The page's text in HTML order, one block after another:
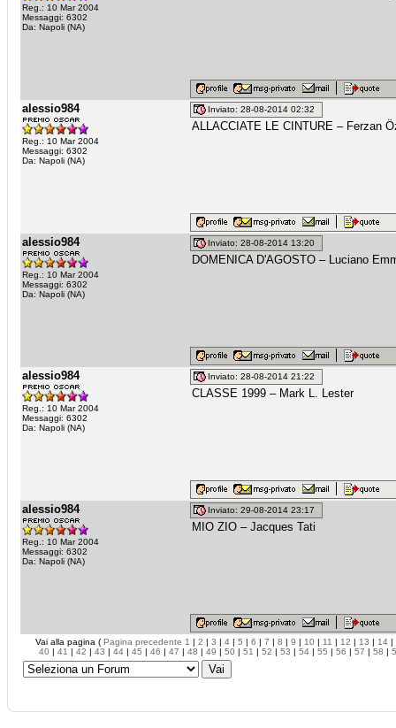
Reg.: 10 Mar 2004
Messaggi: 6302
Da: Napoli (NA)
alessio984
Reg.: 10 Mar 2004
Messaggi: 6302
Da: Napoli (NA)
Inviato: 28-08-2014 02:32
ALLACCIATE LE CINTURE – Ferzan
alessio984
Reg.: 10 Mar 2004
Messaggi: 6302
Da: Napoli (NA)
Inviato: 28-08-2014 13:20
DOMENICA D'AGOSTO – Luciano
alessio984
Reg.: 10 Mar 2004
Messaggi: 6302
Da: Napoli (NA)
Inviato: 28-08-2014 21:22
CLASSE 1999 – Mark L. Lester
alessio984
Reg.: 10 Mar 2004
Messaggi: 6302
Da: Napoli (NA)
Inviato: 29-08-2014 23:17
MIO ZIO – Jacques Tati
Vai alla pagina ( Pagina precedente 1 | 2 | 3 | 4 | 5 | 6 | 7 | 8 | 9 | 10 | 11 | 12 | 13 | 14 |
40 | 41 | 42 | 43 | 44 | 45 | 46 | 47 | 48 | 49 | 50 | 51 | 52 | 53 | 54 | 55 | 56 | 57 | 58 |